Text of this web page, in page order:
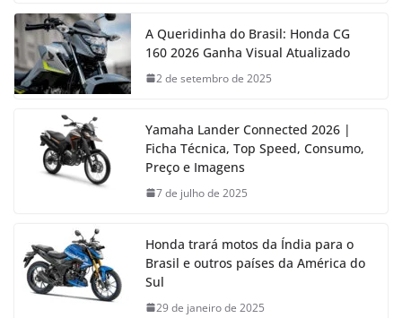
A Queridinha do Brasil: Honda CG
160 2026 Ganha Visual Atualizado
2 de setembro de 2025
Yamaha Lander Connected 2026 |
Ficha Técnica, Top Speed, Consumo,
Preço e Imagens
7 de julho de 2025
Honda trará motos da Índia para o
Brasil e outros países da América do
Sul
29 de janeiro de 2025